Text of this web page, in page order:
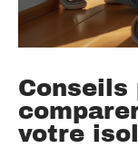
Conseils
votre